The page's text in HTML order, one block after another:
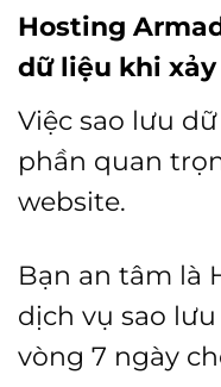
Hosting
dữ liệu khi
Việc sao lưu
phần quan
website.
Bạn an tâm là
dịch vụ sao
vòng 7 ngày